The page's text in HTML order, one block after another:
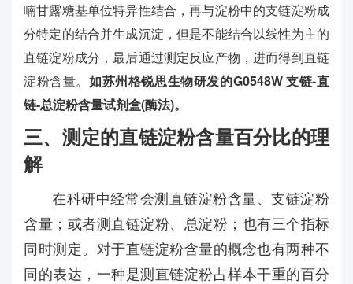
喃甘露糖基单位特异性结合，再与淀粉中的支链淀粉成
分特定的结合并生成沉淀，但是不能结合以线性为主的
直链淀粉成分，最后通过测定反应产物，进而得到直链
淀粉含量。 如苏州格锐思生物研发的G0548W 支链-直
链-总淀粉含量试剂盒(酶法)。
三、测定的直链淀粉含量百分比的理
解
在科研中经常会测直链淀粉含量、支链淀粉
含量；或者测直链淀粉、总淀粉；也有三个指标
同时测定。对于直链淀粉含量的概念也有两种不
同的表达，一种是测直链淀粉占样本干重的百分